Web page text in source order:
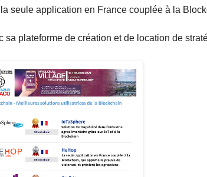
seule application en France couplée à la
sa plateforme de création et de location de